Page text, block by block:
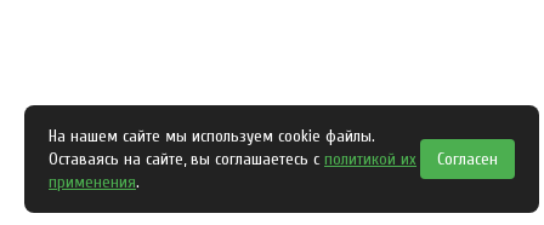
На нашем сайте мы используем cookie файлы.
Оставаясь на сайте, вы соглашаетесь с политикой их
применения.
Согласен